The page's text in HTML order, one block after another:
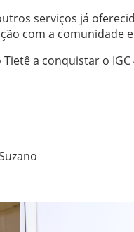
serviços já
com a comunidade
a conquistar o